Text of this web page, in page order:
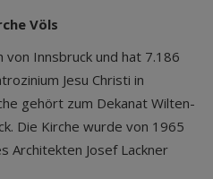
Völs
Innsbruck und hat 7.186
Jesu Christi in
gehört zum Dekanat Wilten-
Die Kirche wurde von 1965
Architekten Josef Lackner